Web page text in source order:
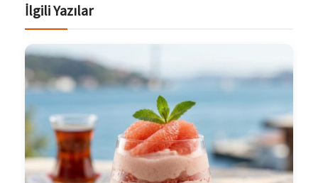
İlgili Yazılar